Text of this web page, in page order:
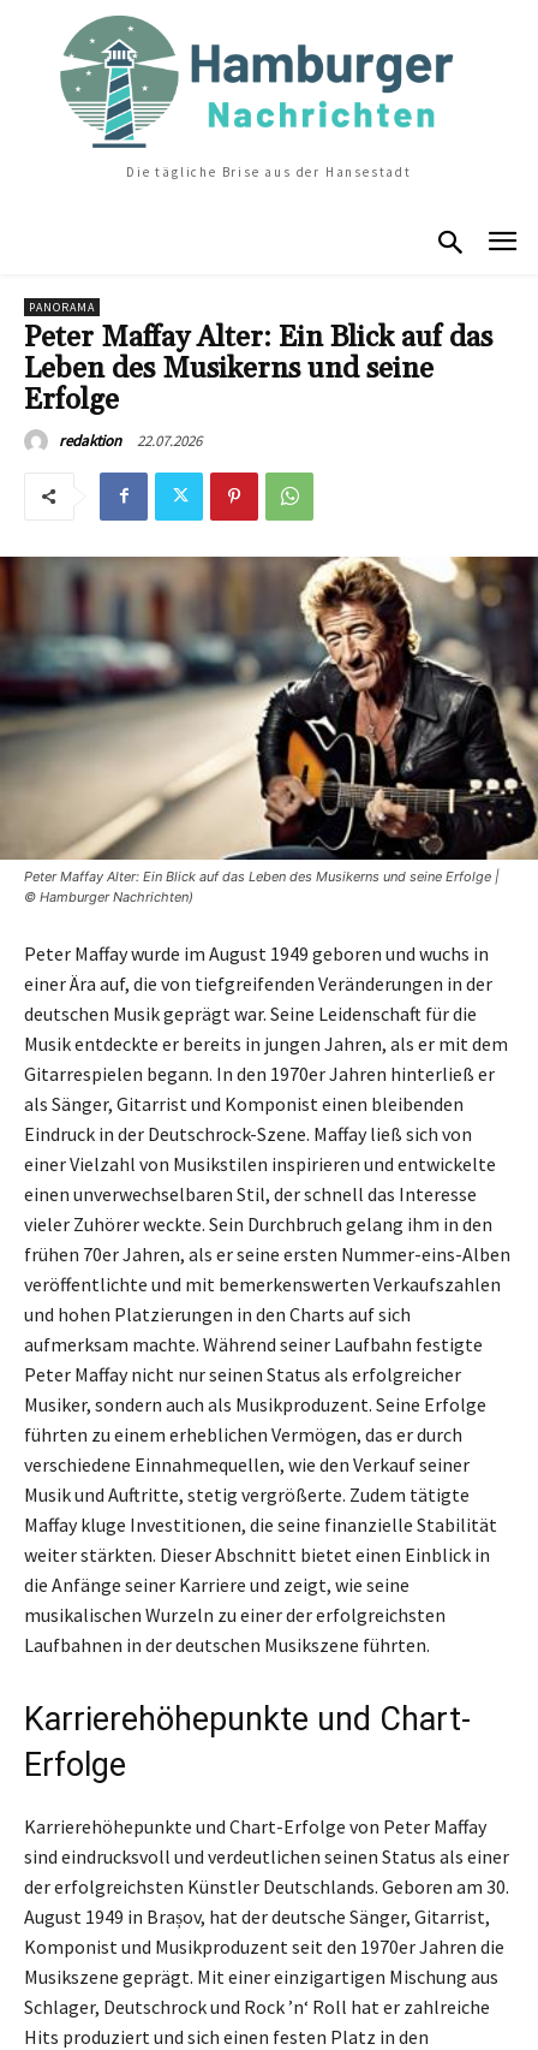
Die tägliche Brise aus der Hansestadt
PANORAMA
Peter Maffay Alter: Ein Blick auf das
Leben des Musikerns und seine
Erfolge
redaktion 22.07.2026
Peter Maffay Alter: Ein Blick auf das Leben des Musikerns und seine Erfolge |
© Hamburger Nachrichten)
Peter Maffay wurde im August 1949 geboren und wuchs in
einer Ära auf, die von tiefgreifenden Veränderungen in der
deutschen Musik geprägt war. Seine Leidenschaft für die
Musik entdeckte er bereits in jungen Jahren, als er mit dem
Gitarrespielen begann. In den 1970er Jahren hinterließ er
als Sänger, Gitarrist und Komponist einen bleibenden
Eindruck in der Deutschrock-Szene. Maffay ließ sich von
einer Vielzahl von Musikstilen inspirieren und entwickelte
einen unverwechselbaren Stil, der schnell das Interesse
vieler Zuhörer weckte. Sein Durchbruch gelang ihm in den
frühen 70er Jahren, als er seine ersten Nummer-eins-Alben
veröffentlichte und mit bemerkenswerten Verkaufszahlen
und hohen Platzierungen in den Charts auf sich
aufmerksam machte. Während seiner Laufbahn festigte
Peter Maffay nicht nur seinen Status als erfolgreicher
Musiker, sondern auch als Musikproduzent. Seine Erfolge
führten zu einem erheblichen Vermögen, das er durch
verschiedene Einnahmequellen, wie den Verkauf seiner
Musik und Auftritte, stetig vergrößerte. Zudem tätigte
Maffay kluge Investitionen, die seine finanzielle Stabilität
weiter stärkten. Dieser Abschnitt bietet einen Einblick in
die Anfänge seiner Karriere und zeigt, wie seine
musikalischen Wurzeln zu einer der erfolgreichsten
Laufbahnen in der deutschen Musikszene führten.
Karrierehöhepunkte und Chart-
Erfolge
Karrierehöhepunkte und Chart-Erfolge von Peter Maffay
sind eindrucksvoll und verdeutlichen seinen Status als einer
der erfolgreichsten Künstler Deutschlands. Geboren am 30.
August 1949 in Brașov, hat der deutsche Sänger, Gitarrist,
Komponist und Musikproduzent seit den 1970er Jahren die
Musikszene geprägt. Mit einer einzigartigen Mischung aus
Schlager, Deutschrock und Rock ’n‘ Roll hat er zahlreiche
Hits produziert und sich einen festen Platz in den